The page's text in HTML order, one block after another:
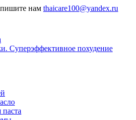
нам thaicare100@yandex.ru
Суперэффективное похудение
паста